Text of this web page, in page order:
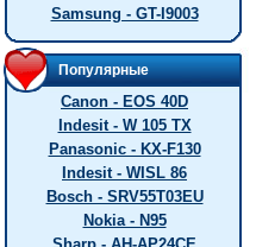
Samsung - GT-I9003
Популярные
Canon - EOS 40D
Indesit - W 105 TX
Panasonic - KX-F130
Indesit - WISL 86
Bosch - SRV55T03EU
Nokia - N95